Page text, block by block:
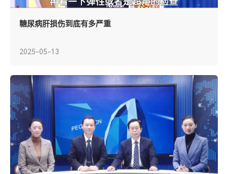
糖尿病肝损伤到底有多严重
2025-05-13